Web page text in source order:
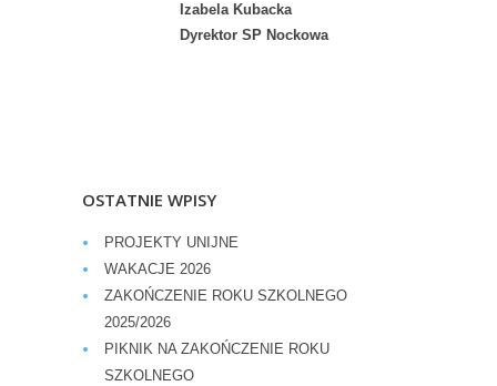
Izabela Kubacka
Dyrektor SP Nockowa
OSTATNIE WPISY
PROJEKTY UNIJNE
WAKACJE 2026
ZAKOŃCZENIE ROKU SZKOLNEGO
2025/2026
PIKNIK NA ZAKOŃCZENIE ROKU
SZKOLNEGO